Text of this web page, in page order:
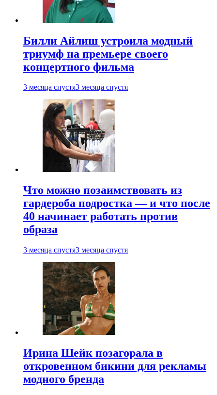
Билли Айлиш устроила модный
триумф на премьере своего
концертного фильма
3 месяца спустя3 месяца спустя
Что можно позаимствовать из
гардероба подростка — и что после
40 начинает работать против
образа
3 месяца спустя3 месяца спустя
Ирина Шейк позагорала в
откровенном бикини для рекламы
модного бренда